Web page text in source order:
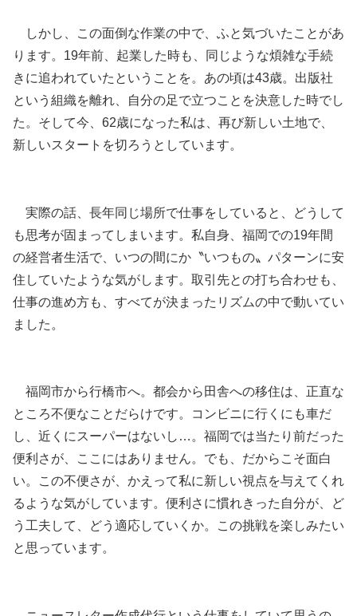
しかし、この面倒な作業の中で、ふと気づいたことがあ
ります。19年前、起業した時も、同じような煩雑な手続
きに追われていたということを。あの頃は43歳。出版社
という組織を離れ、自分の足で立つことを決意した時でし
た。そして今、62歳になった私は、再び新しい土地で、
新しいスタートを切ろうとしています。
実際の話、長年同じ場所で仕事をしていると、どうして
も思考が固まってしまいます。私自身、福岡での19年間
の経営者生活で、いつの間にか〝いつもの〟パターンに安
住していたような気がします。取引先との打ち合わせも、
仕事の進め方も、すべてが決まったリズムの中で動いてい
ました。
福岡市から行橋市へ。都会から田舎への移住は、正直な
ところ不便なことだらけです。コンビニに行くにも車だ
し、近くにスーパーはないし…。福岡では当たり前だった
便利さが、ここにはありません。でも、だからこそ面白
い。この不便さが、かえって私に新しい視点を与えてくれ
るような気がしています。便利さに慣れきった自分が、ど
う工夫して、どう適応していくか。この挑戦を楽しみたい
と思っています。